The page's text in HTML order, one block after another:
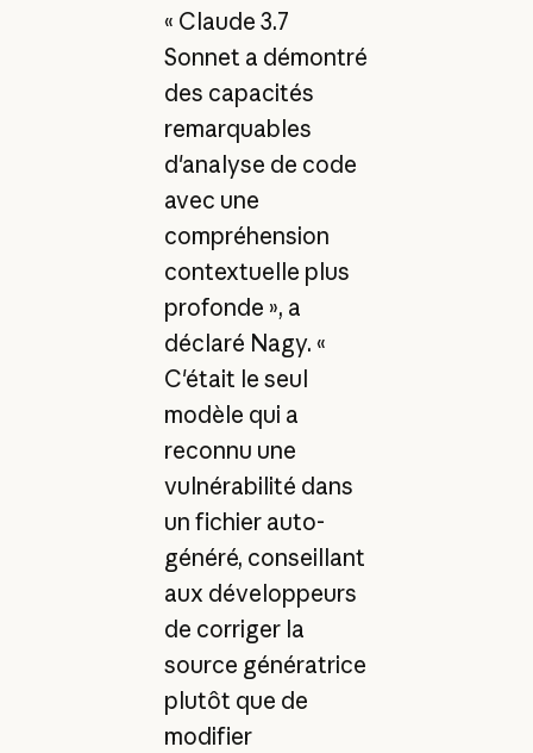
« Claude 3.7
Sonnet a démontré
des capacités
remarquables
d'analyse de code
avec une
compréhension
contextuelle plus
profonde », a
déclaré Nagy. «
C'était le seul
modèle qui a
reconnu une
vulnérabilité dans
un fichier auto-
généré, conseillant
aux développeurs
de corriger la
source génératrice
plutôt que de
modifier